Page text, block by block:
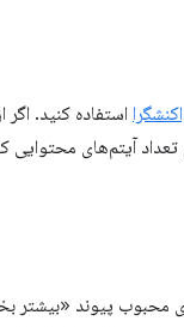
استفاده کنید. اگر
تعداد آیتم‌های
محبوب پیوند «بیشتر